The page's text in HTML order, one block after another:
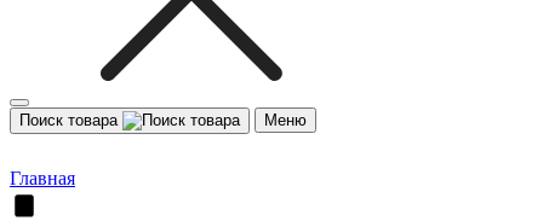
Поиск товара Меню
Главная